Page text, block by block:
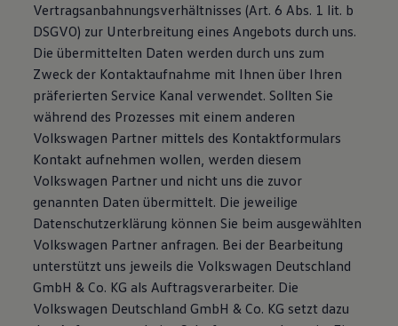
Vertragsanbahnungsverhältnisses (Art. 6 Abs. 1 lit. b
DSGVO) zur Unterbreitung eines Angebots durch uns.
Die übermittelten Daten werden durch uns zum
Zweck der Kontaktaufnahme mit Ihnen über Ihren
präferierten Service Kanal verwendet. Sollten Sie
während des Prozesses mit einem anderen
Volkswagen Partner mittels des Kontaktformulars
Kontakt aufnehmen wollen, werden diesem
Volkswagen Partner und nicht uns die zuvor
genannten Daten übermittelt. Die jeweilige
Datenschutzerklärung können Sie beim ausgewählten
Volkswagen Partner anfragen. Bei der Bearbeitung
unterstützt uns jeweils die Volkswagen Deutschland
GmbH & Co. KG als Auftragsverarbeiter. Die
Volkswagen Deutschland GmbH & Co. KG setzt dazu